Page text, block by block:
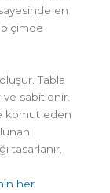
en
Tabla
sabitlenir.
komut eden
tasarlanır.
her